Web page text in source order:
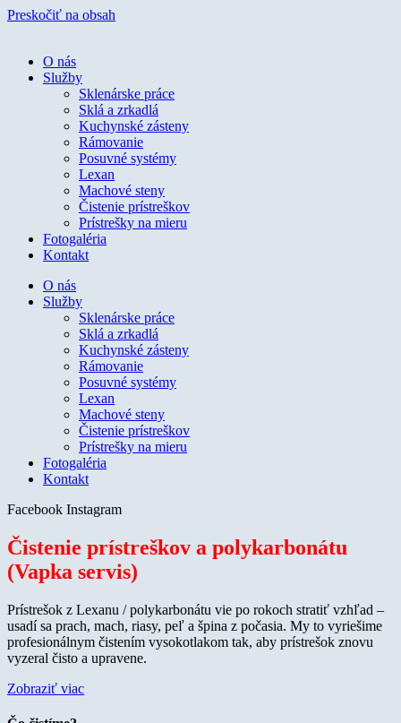
Preskočiť na obsah
O nás
Služby
Sklenárske práce
Sklá a zrkadlá
Kuchynské zásteny
Rámovanie
Posuvné systémy
Lexan
Machové steny
Čistenie prístreškov
Prístrešky na mieru
Fotogaléria
Kontakt
O nás
Služby
Sklenárske práce
Sklá a zrkadlá
Kuchynské zásteny
Rámovanie
Posuvné systémy
Lexan
Machové steny
Čistenie prístreškov
Prístrešky na mieru
Fotogaléria
Kontakt
Facebook Instagram
Čistenie prístreškov a polykarbonátu
(Vapka servis)
Prístrešok z Lexanu / polykarbonátu vie po rokoch stratiť vzhľad –
usadí sa prach, mach, riasy, peľ a špina z počasia. My to vyriešime
profesionálnym čistením vysokotlakom tak, aby prístrešok znovu
vyzeral čisto a upravene.
Zobraziť viac